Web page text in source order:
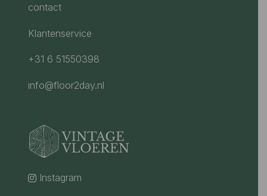
contact
Klantenservice
+31 6 51550398
info@floor2day.nl
 Instagram